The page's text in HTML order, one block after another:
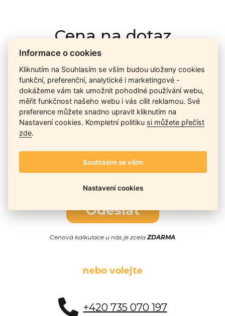
Cena na dotaz
Ceny závisí na množství kusů skladem, dostupnosti náhrad,
výkonnosti a atypičnosti daného modelu. Pokusíme se
nabídnout aktuálněnejlepší cenu, a Vy si vyberete, co je pro
Vás nejvýhodnější.
Odeslat
Cenová kalkulace u nás je zcelaZDARMA
nebo volejte
+420 735 070 197
Informace o cookies
Kliknutím na Souhlasím se vším budou uloženy cookies
funkční, preferenční, analytické i marketingové -
dokážeme vám tak umožnit pohodlné používání webu,
měřit funkčnost našeho webu i vás cílit reklamou. Své
preference můžete snadno upravit kliknutím na
Nastavení cookies. Kompletní politiku si můžete přečíst
zde.
Souhlasím se vším
Nastavení cookies